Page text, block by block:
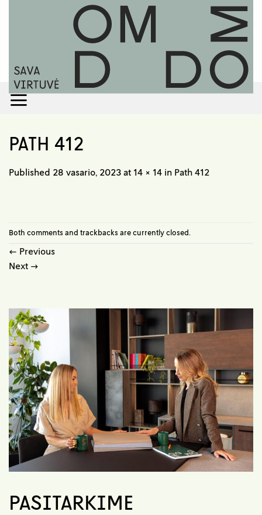
PATH 412
Published 28 vasario, 2023 at 14 × 14 in Path 412
Both comments and trackbacks are currently closed.
← Previous
Next →
PASITARKIME